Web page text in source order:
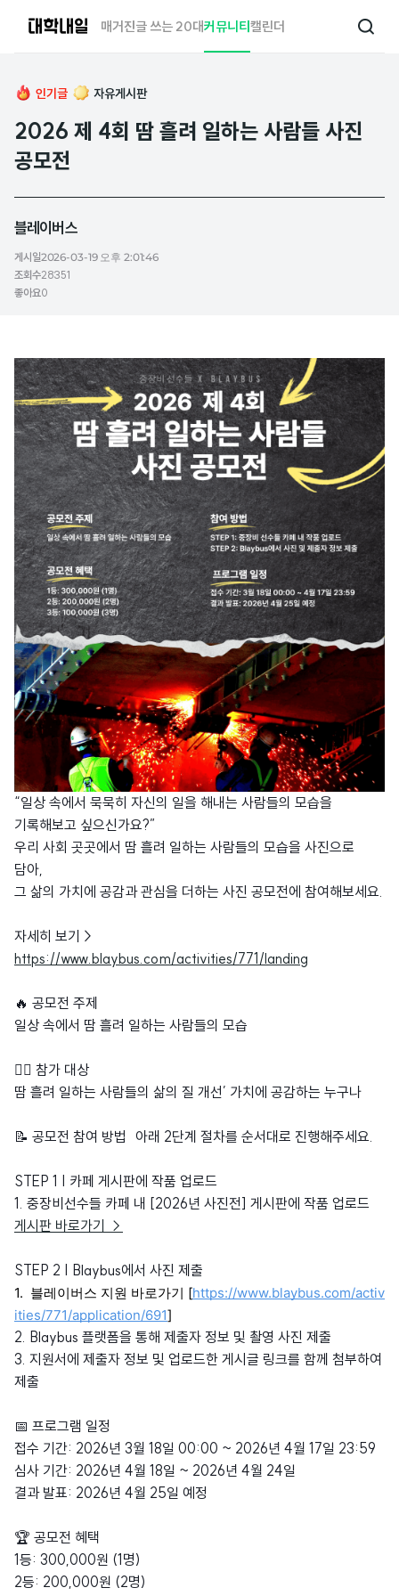
매거진글 쓰는 20대커뮤니티캘린더
검
인기글 자유게시판
2026 제 4회 땀 흘려 일하는 사람들 사진
공모전
블레이버스
게시일2026-03-19 오후 2:01:46
조회수28351
좋아요0
“일상 속에서 묵묵히 자신의 일을 해내는 사람들의 모습을
기록해보고 싶으신가요?”
우리 사회 곳곳에서 땀 흘려 일하는 사람들의 모습을 사진으로
담아,
그 삶의 가치에 공감과 관심을 더하는 사진 공모전에 참여해보세요.
자세히 보기 >
https://www.blaybus.com/activities/771/landing
🔥 공모전 주제
일상 속에서 땀 흘려 일하는 사람들의 모습
🙋‍♀️ 참가 대상
땀 흘려 일하는 사람들의 삶의 질 개선’ 가치에 공감하는 누구나
📝 공모전 참여 방법 아래 2단계 절차를 순서대로 진행해주세요.
STEP 1 | 카페 게시판에 작품 업로드
1. 중장비선수들 카페 내 [2026년 사진전] 게시판에 작품 업로드
게시판 바로가기 →
STEP 2 | Blaybus에서 사진 제출
1. 블레이버스 지원 바로가기 [https://www.blaybus.com/activ
ities/771/application/691]
2. Blaybus 플랫폼을 통해 제출자 정보 및 촬영 사진 제출
3. 지원서에 제출자 정보 및 업로드한 게시글 링크를 함께 첨부하여
제출
📅 프로그램 일정
접수 기간: 2026년 3월 18일 00:00 ~ 2026년 4월 17일 23:59
심사 기간: 2026년 4월 18일 ~ 2026년 4월 24일
결과 발표: 2026년 4월 25일 예정
🏆 공모전 혜택
1등: 300,000원 (1명)
2등: 200,000원 (2명)